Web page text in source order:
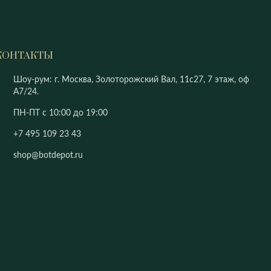
Шоу-рум: г. Москва, Золоторожский Вал, 11с27, 7 этаж, оф
А7/24.
ПН-ПТ с 10:00 до 19:00
+7 495 109 23 43
shop@botdepot.ru